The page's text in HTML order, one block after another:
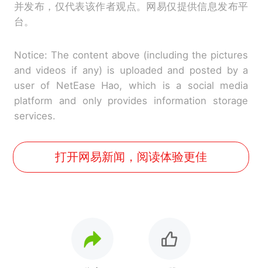
并发布，仅代表该作者观点。网易仅提供信息发布平
台。
Notice: The content above (including the pictures
and videos if any) is uploaded and posted by a
user of NetEase Hao, which is a social media
platform and only provides information storage
services.
打开网易新闻，阅读体验更佳